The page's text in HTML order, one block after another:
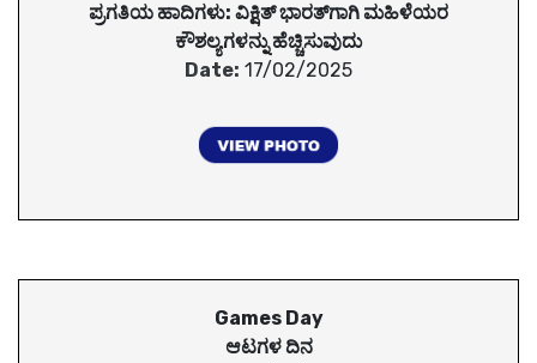
ಪ್ರಗತಿಯ ಹಾದಿಗಳು: ವಿಕ್ಷಿತ್ ಭಾರತ್‌ಗಾಗಿ ಮಹಿಳೆಯರ
ಕೌಶಲ್ಯಗಳನ್ನು ಹೆಚ್ಚಿಸುವುದು
Date: 17/02/2025
Games Day
ಆಟಗಳ ದಿನ